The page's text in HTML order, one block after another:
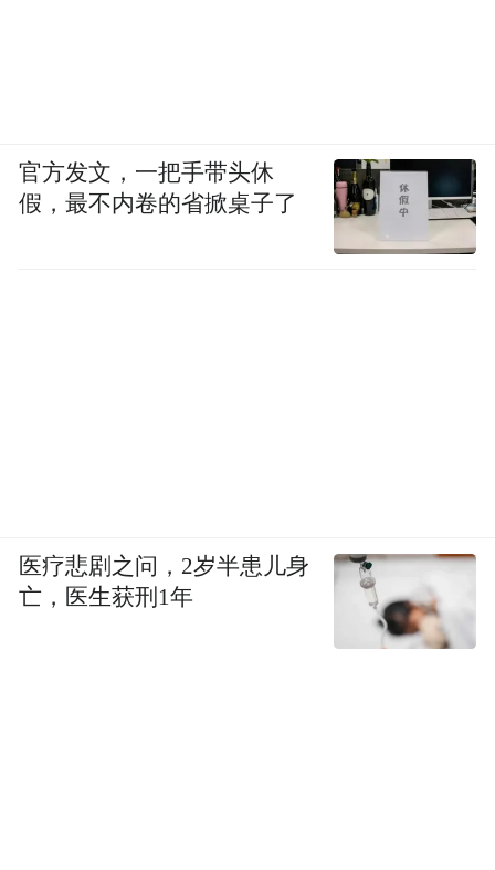
官方发文，一把手带头休
假，最不内卷的省掀桌子了
医疗悲剧之问，2岁半患儿身
亡，医生获刑1年